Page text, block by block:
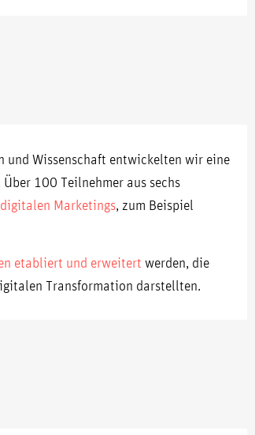
Wissenschaft entwickelten wir eine
100 Teilnehmer aus sechs
digitalen Marketings, zum Beispiel
etabliert und erweitert werden, die
Transformation darstellten.